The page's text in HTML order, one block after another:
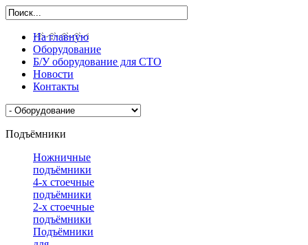
На главную
Оборудование
Б/У оборудование для СТО
Новости
Контакты
Подъёмники
Ножничные
подъёмники
4-х стоечные
подъёмники
2-х стоечные
подъёмники
Подъёмники